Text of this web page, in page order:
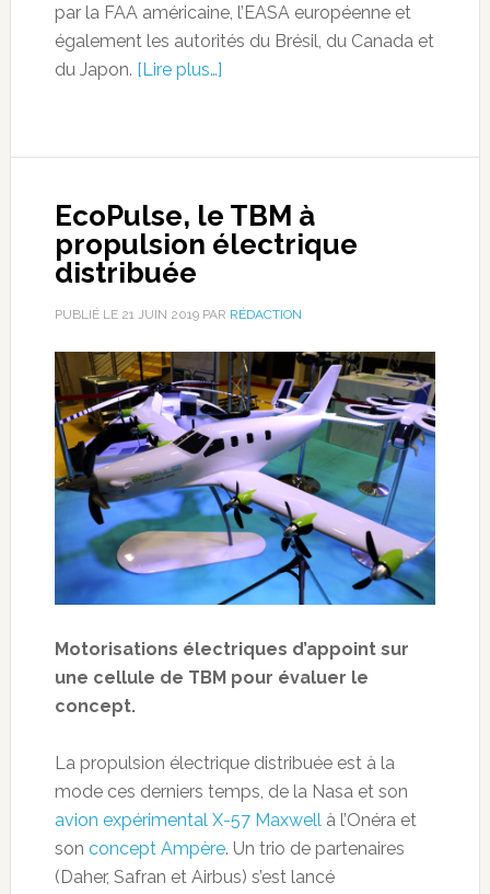
par la FAA américaine, l’EASA européenne et
également les autorités du Brésil, du Canada et
du Japon. [Lire plus…]
EcoPulse, le TBM à
propulsion électrique
distribuée
PUBLIÉ LE 21 JUIN 2019PAR RÉDACTION
Motorisations électriques d’appoint sur
une cellule de TBM pour évaluer le
concept.
La propulsion électrique distribuée est à la
mode ces derniers temps, de la Nasa et son
avion expérimental X-57 Maxwellà l’Onéra et
son concept Ampère. Un trio de partenaires
(Daher, Safran et Airbus) s’est lancé